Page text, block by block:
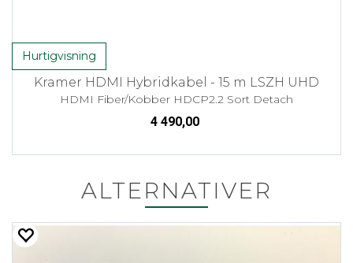
Hurtigvisning
Kramer HDMI Hybridkabel - 15 m LSZH UHD
HDMI Fiber/Kobber HDCP2.2 Sort Detach
4 490,00
ALTERNATIVER